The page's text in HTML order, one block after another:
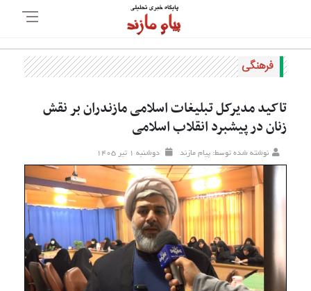
فرهنگی
تاکید مدیرکل تبلیغات اسلامی مازندران بر نقش
زنان در پیشبرد انقلاب اسلامی
نوشته شده توسط: پیام مازند دوشنبه ۱ تير ۱۴۰۵